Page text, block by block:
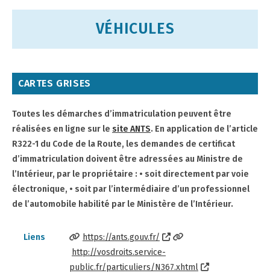
VÉHICULES
CARTES GRISES
Toutes les démarches d’immatriculation peuvent être
réalisées en ligne sur le site ANTS. En application de l’article
R322-1 du Code de la Route, les demandes de certificat
d’immatriculation doivent être adressées au Ministre de
l’Intérieur, par le propriétaire : • soit directement par voie
électronique, • soit par l’intermédiaire d’un professionnel
de l’automobile habilité par le Ministère de l’Intérieur.
Liens
https://ants.gouv.fr/
http://vosdroits.service-
public.fr/particuliers/N367.xhtml